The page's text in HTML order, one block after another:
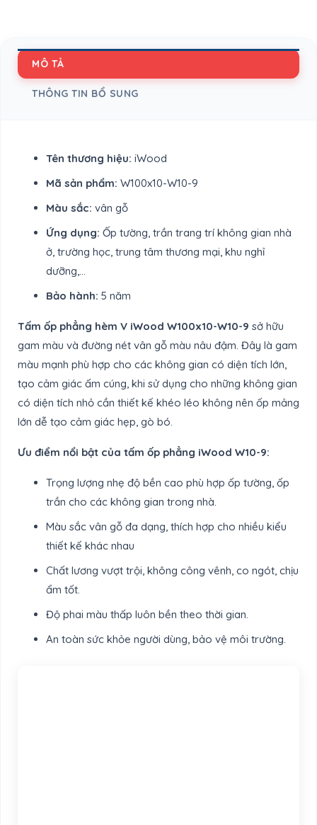
MÔ TẢ
THÔNG TIN BỔ SUNG
Tên thương hiệu: iWood
Mã sản phẩm: W100x10-W10-9
Màu sắc: vân gỗ
Ứng dụng: Ốp tường, trần trang trí không gian nhà
ở, trường học, trung tâm thương mại, khu nghỉ
dưỡng,…
Bảo hành: 5 năm
Tấm ốp phẳng hèm V iWood W100x10-W10-9 sở hữu
gam màu và đường nét vân gỗ màu nâu đậm. Đây là gam
màu mạnh phù hợp cho các không gian có diện tích lớn,
tạo cảm giác ấm cúng, khi sử dụng cho những không gian
có diện tích nhỏ cần thiết kế khéo léo không nên ốp mảng
lớn dễ tạo cảm giác hẹp, gò bó.
Ưu điểm nổi bật của tấm ốp phẳng iWood W10-9:
Trọng lượng nhẹ độ bền cao phù hợp ốp tường, ốp
trần cho các không gian trong nhà.
Màu sắc vân gỗ đa dạng, thích hợp cho nhiều kiểu
thiết kế khác nhau
Chất lương vượt trội, không công vênh, co ngót, chịu
ẩm tốt.
Độ phai màu thấp luôn bền theo thời gian.
An toàn sức khỏe người dùng, bảo vệ môi trường.